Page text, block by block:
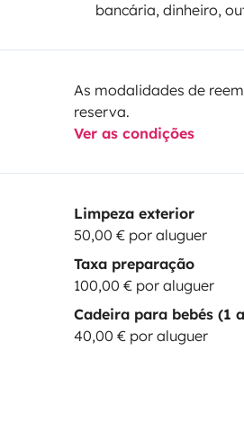
bancária, dinheiro,
As modalidades de
reserva.
Ver as condições
Limpeza exterior
50,00 € por aluguer
Taxa preparação
100,00 € por aluguer
Cadeira para bebés (1
40,00 € por aluguer